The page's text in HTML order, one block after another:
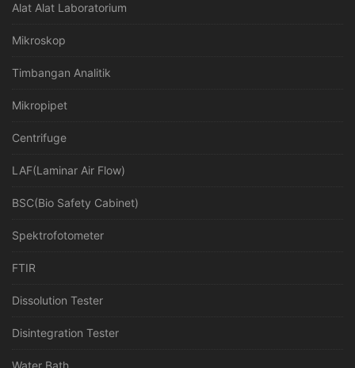
Alat Alat Laboratorium
Mikroskop
Timbangan Analitik
Mikropipet
Centrifuge
LAF(Laminar Air Flow)
BSC(Bio Safety Cabinet)
Spektrofotometer
FTIR
Dissolution Tester
Disintegration Tester